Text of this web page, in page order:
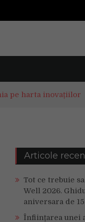
pe harta inovațiilor
Articole
Tot ce trebuie
Well 2026.
aniversara de
Înființarea unei